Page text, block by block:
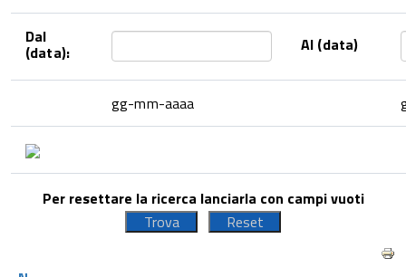
Dal
(data): Al (data)
gg-mm-aaaa
Per resettare la ricerca lanciarla con campi vuoti